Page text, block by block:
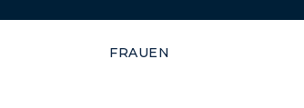
FRAUEN